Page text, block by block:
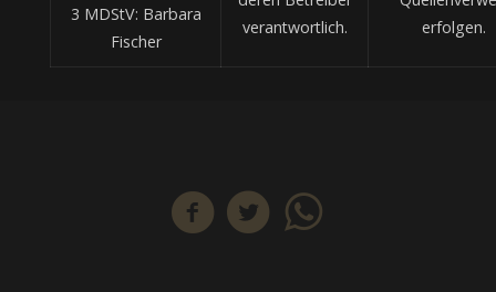
3 MDStV: Barbara
Fischer
verantwortlich.
erfolgen.